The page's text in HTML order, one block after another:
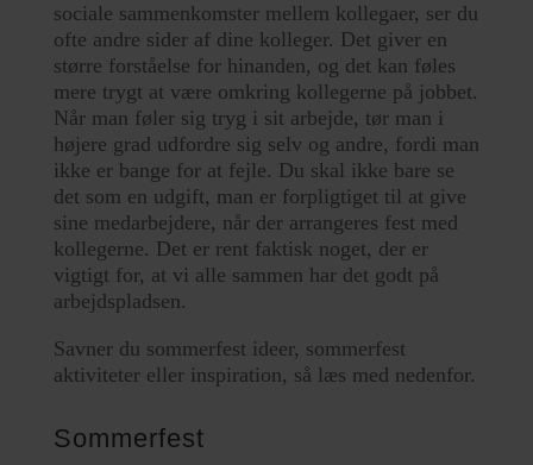
sociale sammenkomster mellem kollegaer, ser du
ofte andre sider af dine kolleger. Det giver en
større forståelse for hinanden, og det kan føles
mere trygt at være omkring kollegerne på jobbet.
Når man føler sig tryg i sit arbejde, tør man i
højere grad udfordre sig selv og andre, fordi man
ikke er bange for at fejle. Du skal ikke bare se
det som en udgift, man er forpligtiget til at give
sine medarbejdere, når der arrangeres fest med
kollegerne. Det er rent faktisk noget, der er
vigtigt for, at vi alle sammen har det godt på
arbejdspladsen.
Savner du sommerfest ideer, sommerfest
aktiviteter eller inspiration, så læs med nedenfor.
Sommerfest